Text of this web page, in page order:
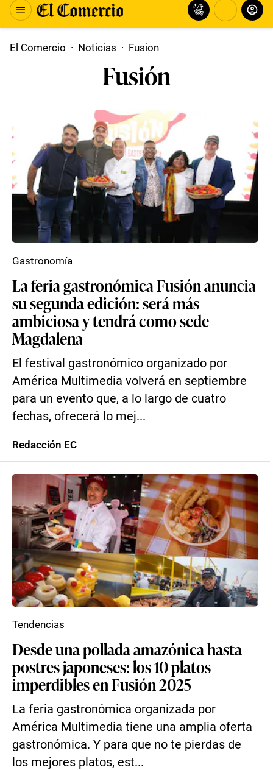
El Comercio · Noticias · Fusion
Fusión
La feria gastronómica Fusión anuncia
su segunda edición: será más
ambiciosa y tendrá como sede
Magdalena
El festival gastronómico organizado por
América Multimedia volverá en septiembre
para un evento que, a lo largo de cuatro
fechas, ofrecerá lo mej...
Gastronomía
Redacción EC
Desde una pollada amazónica hasta
postres japoneses: los 10 platos
imperdibles en Fusión 2025
La feria gastronómica organizada por
América Multimedia tiene una amplia oferta
gastronómica. Y para que no te pierdas de
los mejores platos, est...
Tendencias